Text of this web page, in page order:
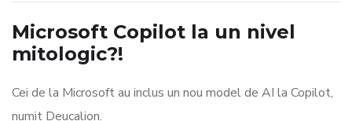
Microsoft Copilot la un nivel
mitologic?!
Cei de la Microsoft au inclus un nou model de AI la Copilot,
numit Deucalion.